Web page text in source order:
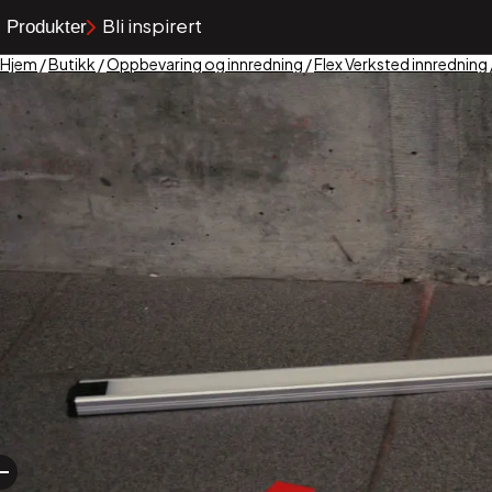
Produkter Bli inspirert
Hjem /Butikk /Oppbevaring og innredning /Flex Verksted innredning